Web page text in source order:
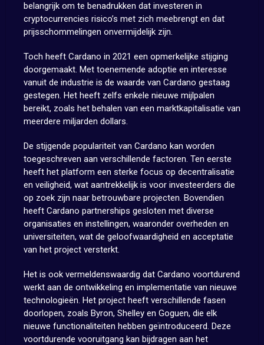
belangrijk om te benadrukken dat investeren in
cryptocurrencies risico’s met zich meebrengt en dat
prijsschommelingen onvermijdelijk zijn.
Toch heeft Cardano in 2021 een opmerkelijke stijging
doorgemaakt. Met toenemende adoptie en interesse
vanuit de industrie is de waarde van Cardano gestaag
gestegen. Het heeft zelfs enkele nieuwe mijlpalen
bereikt, zoals het behalen van een marktkapitalisatie van
meerdere miljarden dollars.
De stijgende populariteit van Cardano kan worden
toegeschreven aan verschillende factoren. Ten eerste
heeft het platform een sterke focus op decentralisatie
en veiligheid, wat aantrekkelijk is voor investeerders die
op zoek zijn naar betrouwbare projecten. Bovendien
heeft Cardano partnerships gesloten met diverse
organisaties en instellingen, waaronder overheden en
universiteiten, wat de geloofwaardigheid en acceptatie
van het project versterkt.
Het is ook vermeldenswaardig dat Cardano voortdurend
werkt aan de ontwikkeling en implementatie van nieuwe
technologieën. Het project heeft verschillende fasen
doorlopen, zoals Byron, Shelley en Goguen, die elk
nieuwe functionaliteiten hebben geïntroduceerd. Deze
voortdurende vooruitgang kan bijdragen aan het